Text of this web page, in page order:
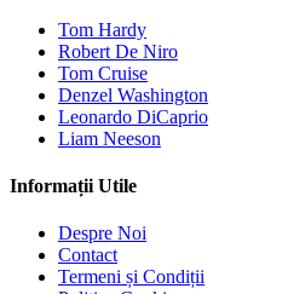
Tom Hardy
Robert De Niro
Tom Cruise
Denzel Washington
Leonardo DiCaprio
Liam Neeson
Informații Utile
Despre Noi
Contact
Termeni și Condiții